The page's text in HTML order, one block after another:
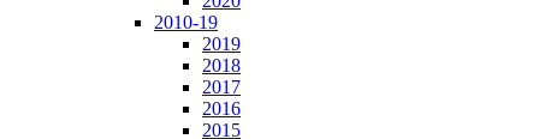
2010-19
2019
2018
2017
2016
2015